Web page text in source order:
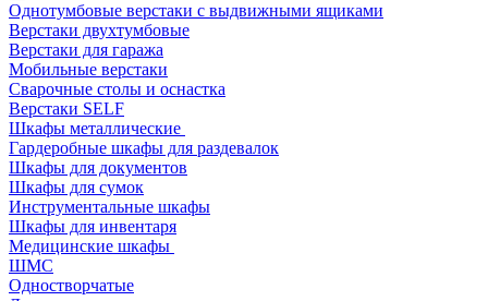
Однотумбовые верстаки с выдвижными ящиками
Верстаки двухтумбовые
Верстаки для гаража
Мобильные верстаки
Сварочные столы и оснастка
Верстаки SELF
Шкафы металлические
Гардеробные шкафы для раздевалок
Шкафы для документов
Шкафы для сумок
Инструментальные шкафы
Шкафы для инвентаря
Медицинские шкафы
ШМС
Одностворчатые